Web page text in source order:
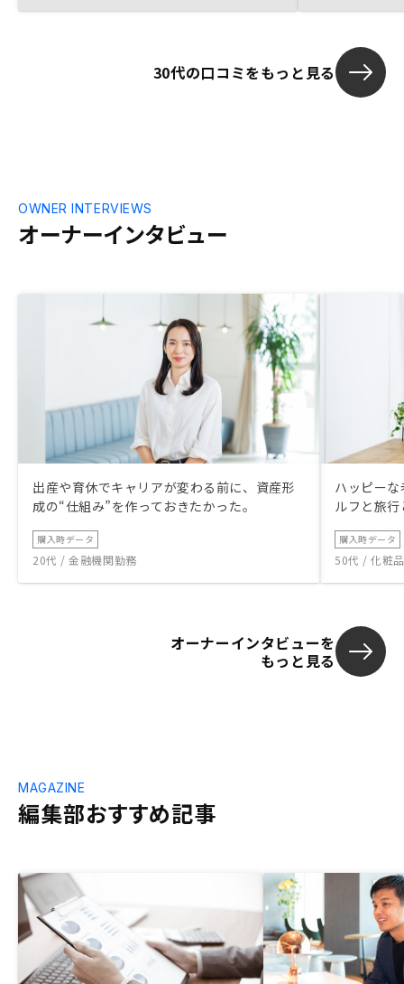
30代の口コミをもっと見る
オーナーインタビュー
OWNER INTERVIEWS
出産や育休でキャリアが変わる前に、資産形
成の“仕組み”を作っておきたかった。
購入時データ
20代 / 金融機関勤務
ハッピー
ルフと旅
購入時データ
50代 / 化粧
オーナーインタビューを
もっと見る
編集部おすすめ記事
MAGAZINE